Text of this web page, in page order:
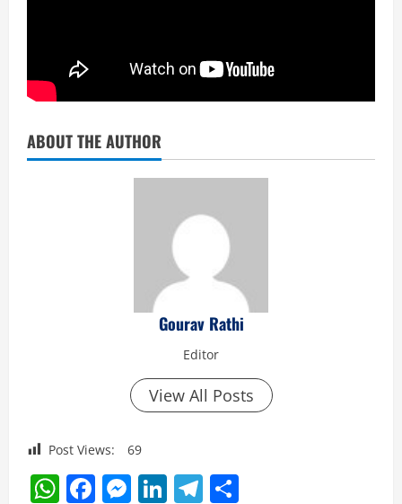
ABOUT THE AUTHOR
Gourav Rathi
Editor
View All Posts
Post Views: 69
WhatsApp
Facebook
Messenger
LinkedIn
Telegram